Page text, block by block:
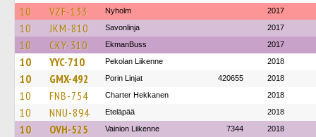
10
VZF-133 Nyholm 2017
10 JKM-810 Savonlinja 2017
10 CKY-310 EkmanBuss 2017
10 YYC-710 Pekolan Liikenne 2018
10 GMX-492 Porin Linjat 420655 2018
10 FNB-754 Charter Hekkanen 2018
10 NNU-894 Eteläpää 2018
10 OVH-525 Vainion Liikenne 7344 2018